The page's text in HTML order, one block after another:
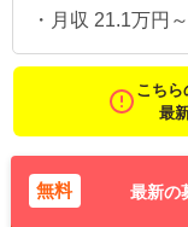
・月収 21.1万円
こちら
最
無料 最新の